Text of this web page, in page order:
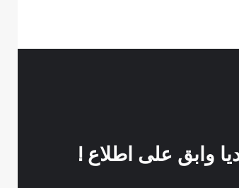
وابق على اطلاع !